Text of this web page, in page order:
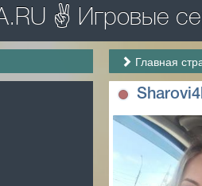
✌ Игровые
Главная